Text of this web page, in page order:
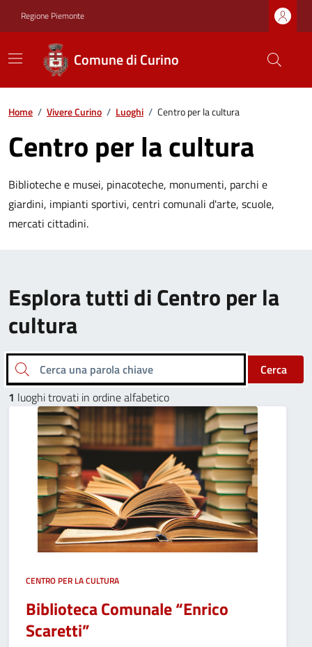
Regione Piemonte
Comune di Curino
Home / Vivere Curino / Luoghi / Centro per la cultura
Centro per la cultura
Biblioteche e musei, pinacoteche, monumenti, parchi e
giardini, impianti sportivi, centri comunali d'arte, scuole,
mercati cittadini.
Esplora tutti di Centro per la
cultura
Cerca una parola chiave
Cerca
1 luoghi trovati in ordine alfabetico
CENTRO PER LA CULTURA
Biblioteca Comunale “Enrico
Scaretti”